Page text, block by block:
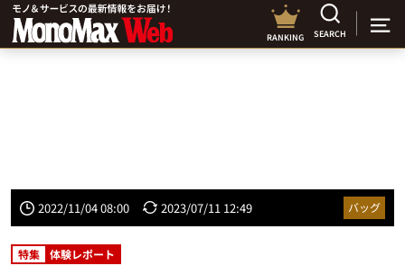
RANKING SEARCH
2022/11/04 08:00 2023/07/11 12:49 バッグ
特集 体験レポート